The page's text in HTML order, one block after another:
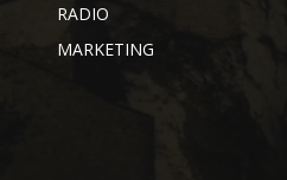
RADIO
MARKETING